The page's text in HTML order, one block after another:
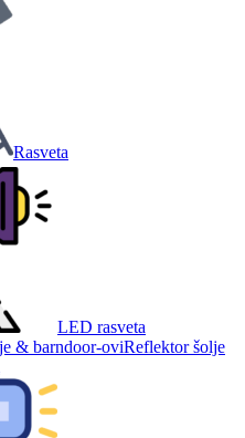
Rasveta
LED rasveta
Reflektor šolje